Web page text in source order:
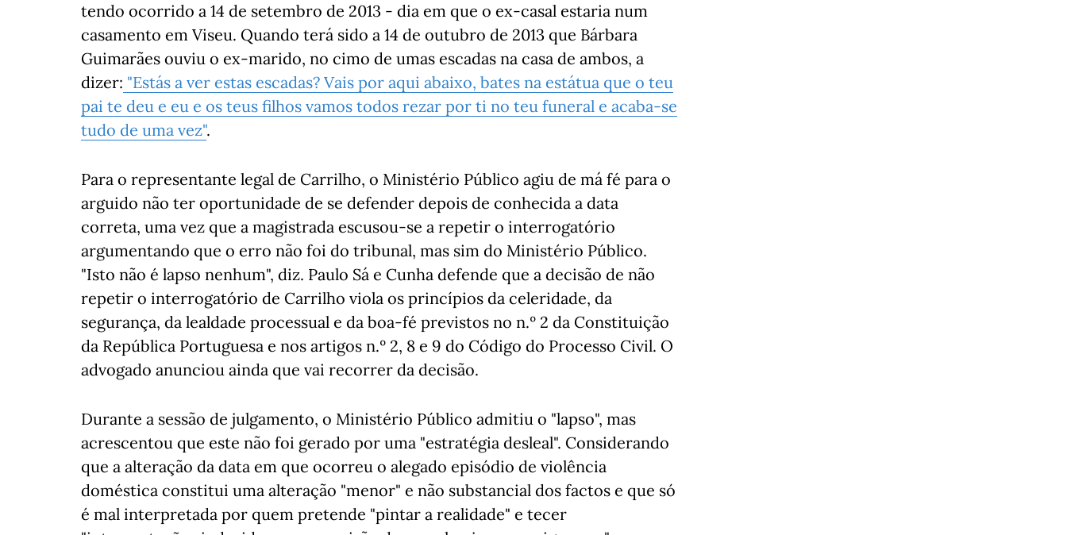
tendo ocorrido a 14 de setembro de 2013 - dia em que o ex-casal estaria num
casamento em Viseu. Quando terá sido a 14 de outubro de 2013 que Bárbara
Guimarães ouviu o ex-marido, no cimo de umas escadas na casa de ambos, a
dizer: "Estás a ver estas escadas? Vais por aqui abaixo, bates na estátua que o teu
pai te deu e eu e os teus filhos vamos todos rezar por ti no teu funeral e acaba-se
tudo de uma vez".
Para o representante legal de Carrilho, o Ministério Público agiu de má fé para o
arguido não ter oportunidade de se defender depois de conhecida a data
correta, uma vez que a magistrada escusou-se a repetir o interrogatório
argumentando que o erro não foi do tribunal, mas sim do Ministério Público.
"Isto não é lapso nenhum", diz. Paulo Sá e Cunha defende que a decisão de não
repetir o interrogatório de Carrilho viola os princípios da celeridade, da
segurança, da lealdade processual e da boa-fé previstos no n.º 2 da Constituição
da República Portuguesa e nos artigos n.º 2, 8 e 9 do Código do Processo Civil. O
advogado anunciou ainda que vai recorrer da decisão.
Durante a sessão de julgamento, o Ministério Público admitiu o "lapso", mas
acrescentou que este não foi gerado por uma "estratégia desleal". Considerando
que a alteração da data em que ocorreu o alegado episódio de violência
doméstica constitui uma alteração "menor" e não substancial dos factos e que só
é mal interpretada por quem pretende "pintar a realidade" e tecer